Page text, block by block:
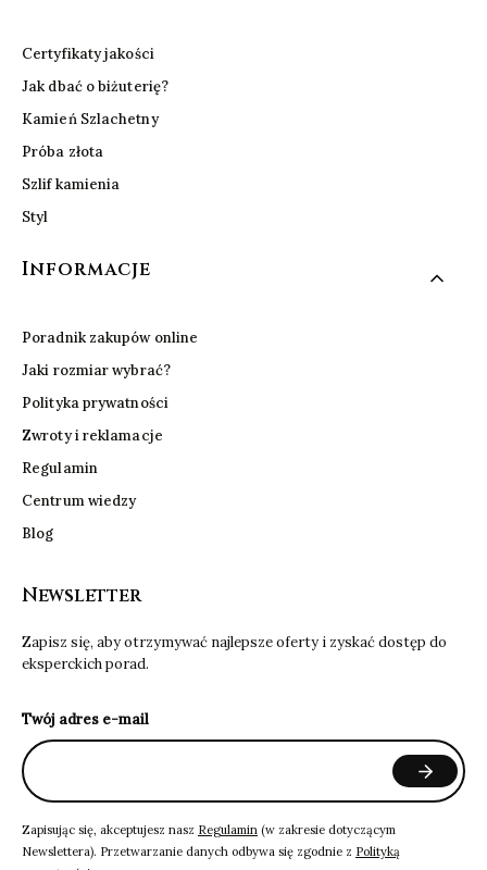
Certyfikaty jakości
Jak dbać o biżuterię?
Kamień Szlachetny
Próba złota
Szlif kamienia
Styl
Informacje
Poradnik zakupów online
Jaki rozmiar wybrać?
Polityka prywatności
Zwroty i reklamacje
Regulamin
Centrum wiedzy
Blog
Newsletter
Zapisz się, aby otrzymywać najlepsze oferty i zyskać dostęp do
eksperckich porad.
Twój adres e-mail
Zapisując się, akceptujesz nasz Regulamin (w zakresie dotyczącym
Newslettera). Przetwarzanie danych odbywa się zgodnie z Polityką